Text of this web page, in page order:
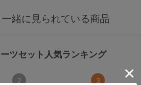
緒に見られている商品
ツセット人気ランキング
2 3